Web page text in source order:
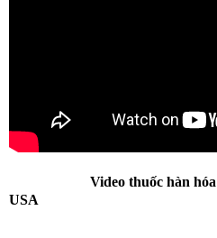
Video thuốc hàn
USA